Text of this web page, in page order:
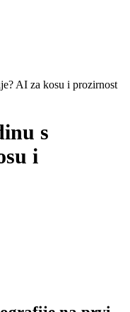
AI za kosu i prozirnost
s
i